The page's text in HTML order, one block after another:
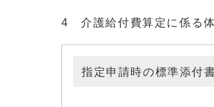
4 介護給付費算定に係る体
指定申請時の標準添付